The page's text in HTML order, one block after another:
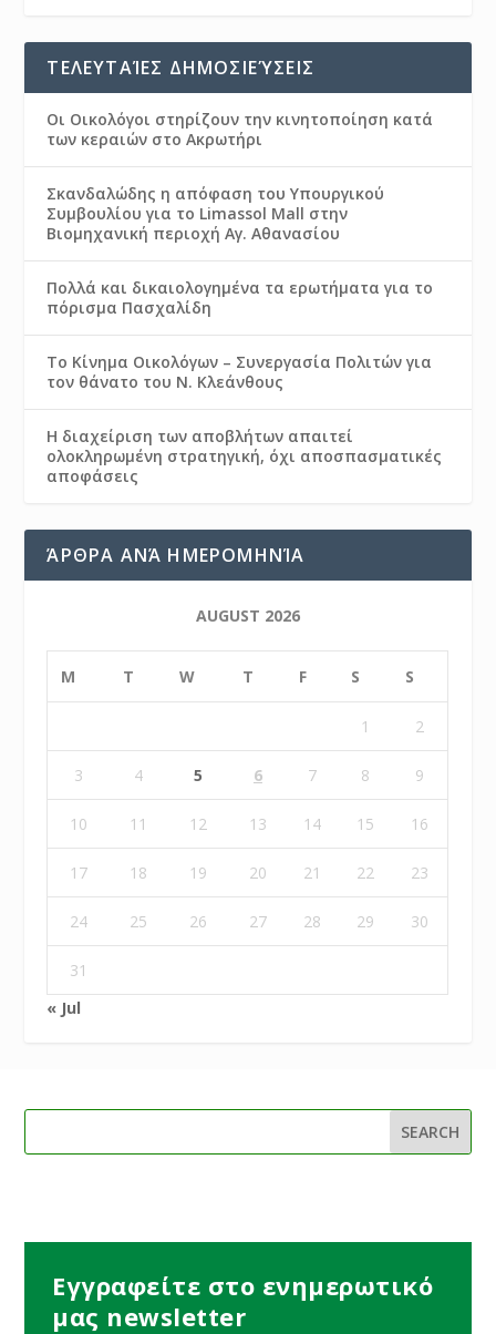
ΤΕΛΕΥΤΑΊΕΣ ΔΗΜΟΣΙΕΎΣΕΙΣ
Οι Οικολόγοι στηρίζουν την κινητοποίηση κατά
των κεραιών στο Ακρωτήρι
Σκανδαλώδης η απόφαση του Υπουργικού
Συμβουλίου για το Limassol Mall στην
Βιομηχανική περιοχή Αγ. Αθανασίου
Πολλά και δικαιολογημένα τα ερωτήματα για το
πόρισμα Πασχαλίδη
Το Κίνημα Οικολόγων – Συνεργασία Πολιτών για
τον θάνατο του Ν. Κλεάνθους
Η διαχείριση των αποβλήτων απαιτεί
ολοκληρωμένη στρατηγική, όχι αποσπασματικές
αποφάσεις
ΆΡΘΡΑ ΑΝΆ ΗΜΕΡΟΜΗΝΊΑ
AUGUST 2026
M T W T F S S
1 2
3 4 5 6 7 8 9
10 11 12 13 14 15 16
17 18 19 20 21 22 23
24 25 26 27 28 29 30
31
« Jul
Εγγραφείτε στο ενημερωτικό
μας newsletter